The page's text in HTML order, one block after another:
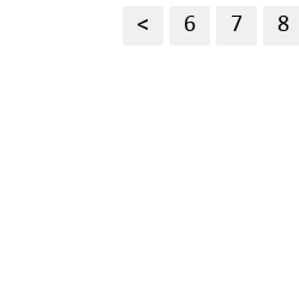
< 6 7 8